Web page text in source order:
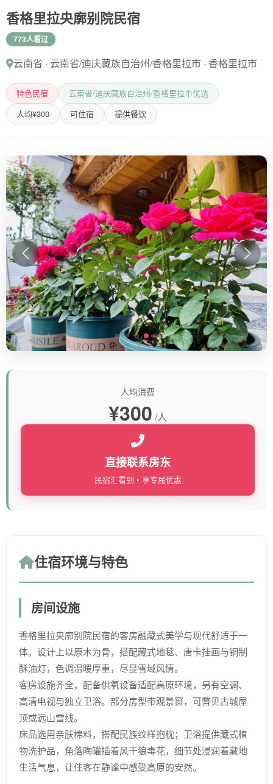
香格里拉央廓别院民宿
773人看过
云南省 · 云南省/迪庆藏族自治州/香格里拉市 · 香格里拉市
特色民宿
云南省/迪庆藏族自治州/香格里拉市优选
人均¥300
可住宿 提供餐饮
人均消费
¥300 /人
直接联系房东
民宿汇看到 • 享专属优惠
住宿环境与特色
房间设施
香格里拉央廓别院民宿的客房融藏式美学与现代舒适于一
体。设计上以原木为骨，搭配藏式地毯、唐卡挂画与铜制
酥油灯，色调温暖厚重，尽显雪域风情。​
客房设施齐全，配备供氧设备适配高原环境，另有空调、
高清电视与独立卫浴。部分房型带观景窗，可瞥见古城屋
顶或远山雪线。​
床品选用亲肤棉料，搭配民族纹样抱枕；卫浴提供藏式植
物洗护品，角落陶罐插着风干狼毒花，细节处浸润着藏地
生活气息，让住客在静谧中感受高原的安然。​